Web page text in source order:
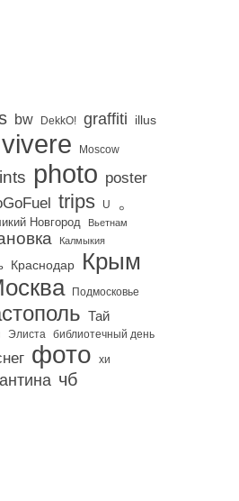
bw DekkO! graffiti illus
Moscow
photo poster
trips U 。
Новгород Вьетнам
Калмыкия
Краснодар Крым
Подмосковье
Тай
Элиста библиотечный день
фото хи
чб